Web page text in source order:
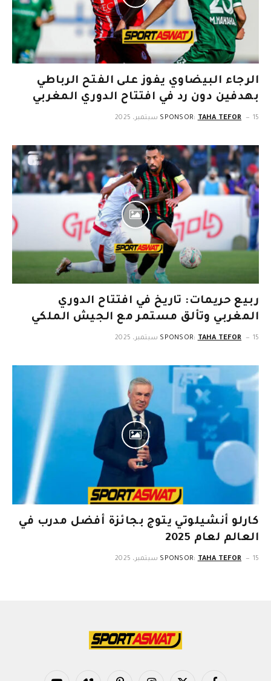
الرجاء البيضاوي يفوز على الفتح الرباطي
بهدفين دون رد في افتتاح الدوري المغربي
SPONSOR: TAHA TEFOR 15 سبتمبر، 2025
ربيع حريمات: تاريخ في افتتاح الدوري
المغربي وتألق مستمر مع الجيش الملكي
SPONSOR: TAHA TEFOR 15 سبتمبر، 2025
كارلو أنشيلوتي يتوج بجائزة أفضل مدرب في
العالم لعام 2025
SPONSOR: TAHA TEFOR 15 سبتمبر، 2025